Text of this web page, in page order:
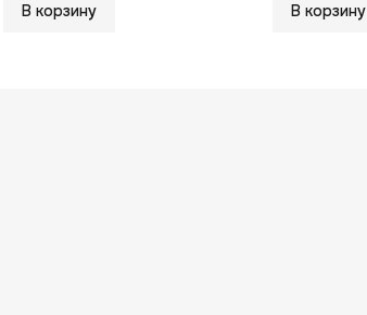
В корзину
В корзину